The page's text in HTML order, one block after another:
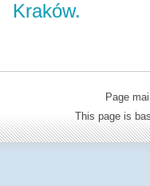
Kraków.
Page
This page is